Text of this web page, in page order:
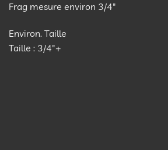
Frag mesure environ 3/4″
Environ. Taille
Taille : 3/4″+